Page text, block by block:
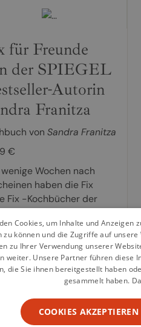
für Freunde
der SPIEGEL
Autorin
Franitza
von Sandra Franitza
€
Wochen nach
haben die Fix
Fix -Kochbücher der
Franitza die
Listen gestürmt!
macht die
von
weiterlesen
Cookies, um Inhalte und Anzeigen
zu können und die Zugriffe auf
zu Ihrer Verwendung unserer
weiter. Unsere Partner führen
die Sie ihnen bereitgestellt haben
gesammelt haben.
COOKIES AKZEPTIEREN